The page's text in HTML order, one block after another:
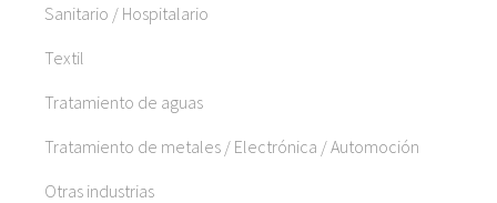
Sanitario / Hospitalario
Textil
Tratamiento de aguas
Tratamiento de metales / Electrónica / Automoción
Otras industrias